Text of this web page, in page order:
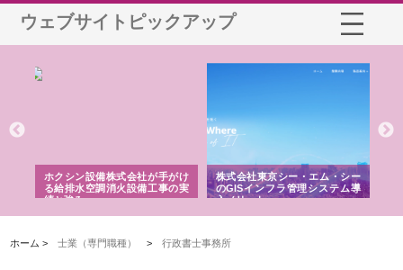
ウェブサイトピックアップ
ホクシン設備株式会社が手がけ
る給排水空調消火設備工事の実
績と強み
株式会社東京シー・エム・シー
のGISインフラ管理システム導
入メリット
ホーム >士業（専門職種） >行政書士事務所